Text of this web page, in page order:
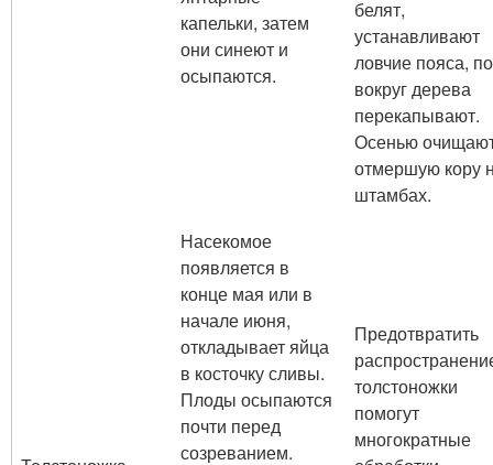
капельки, затем
они синеют и
осыпаются.
белят,
устанавливают
ловчие пояса,
вокруг дерева
перекапывают.
Осенью
отмершую кору
штамбах.
Насекомое
появляется в
конце мая или в
начале июня,
откладывает яйца
в косточку сливы.
Плоды осыпаются
почти перед
созреванием.
Предотвратить
толстоножки
помогут
многократные